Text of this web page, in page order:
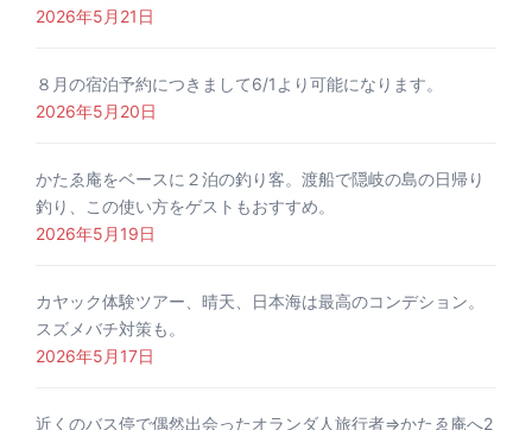
2026年5月21日
８月の宿泊予約につきまして6/1より可能になります。
2026年5月20日
かたゑ庵をベースに２泊の釣り客。渡船で隠岐の島の日帰り
釣り、この使い方をゲストもおすすめ。
2026年5月19日
カヤック体験ツアー、晴天、日本海は最高のコンデション。
スズメバチ対策も。
2026年5月17日
近くのバス停で偶然出会ったオランダ人旅行者⇒かたゑ庵へ2